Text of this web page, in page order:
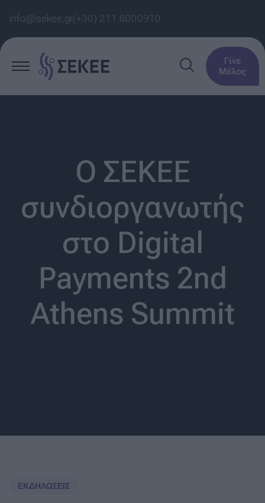
info@sekee.gr(+30) 211 8000910
Γίνε
Μέλος
Ο ΣΕΚΕΕ
συνδιοργανωτής
στο Digital
Payments 2nd
Athens Summit
ΕΚΔΗΛΏΣΕΙΣ